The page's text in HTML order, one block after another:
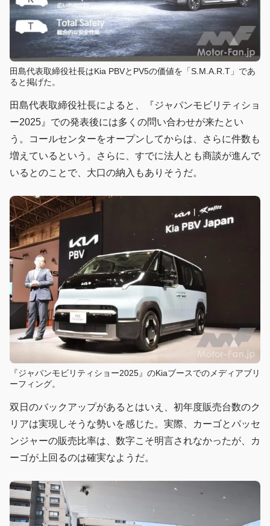
田島代表取締役社長はKia PBVとPV5の価値を「S.M.A.R.T」であ
ると掲げた。
田島代表取締役社長によると、『ジャパンモビリティショ
ー2025』での発表後には多くの問い合わせが来たとい
う。コールセンターをオープンしてからは、さらに件数も
増えているという。さらに、すでに法人とも商談が進んで
いるとのことで、大口の納入もありそうだ。
『ジャパンモビリティショー2025』のKiaブースでのメディアブリ
ーフィング。
双日のバックアップがあるとはいえ、初年度販売台数のク
リアは実現しそうな勢いを感じた。実際、カーゴとパッセ
ンジャーの販売比率は、数字こそ明言されなかったが、カ
ーゴが上回るのは確実なようだ。